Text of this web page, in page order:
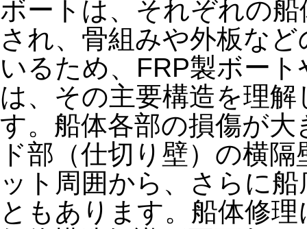
ボートは、それぞれの
され、骨組みや外板な
いるため、FRP製ボー
は、その主要構造を理
す。船体各部の損傷が
ド部（仕切り壁）の横
ット周囲から、さらに
ともあります。船体修